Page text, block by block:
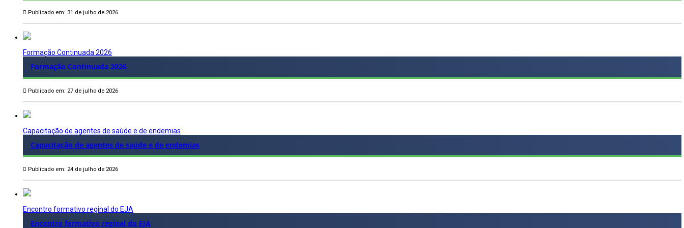
Publicado em: 31 de julho de 2026
Formação Continuada 2026
Formação Continuada 2026
Publicado em: 27 de julho de 2026
Capacitação de agentes de saúde e de endemias
Capacitação de agentes de saúde e de endemias
Publicado em: 24 de julho de 2026
Encontro formativo reginal do EJA
Encontro formativo reginal do EJA